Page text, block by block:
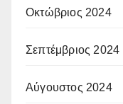
Οκτώβριος 2024
Σεπτέμβριος 2024
Αύγουστος 2024